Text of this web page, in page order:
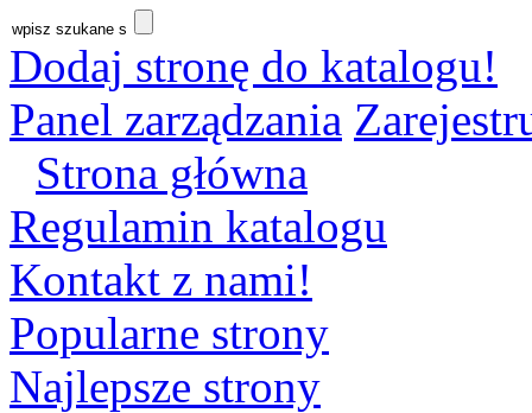
Dodaj stronę do katalogu!
Panel zarządzania
Strona główna
Regulamin katalogu
Kontakt z nami!
Popularne strony
Najlepsze strony